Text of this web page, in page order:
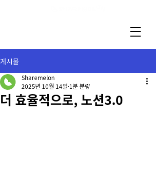
게시물
더 효율적으로, 노션3.0
Sharemelon
2025년 10월 14일 1분 분량